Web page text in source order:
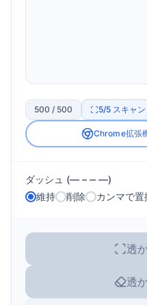
500 / 500 5/5 スキャン
Chrome拡張
ダッシュ (— – ‒ ―)
維持
削除 カンマで置
透
透